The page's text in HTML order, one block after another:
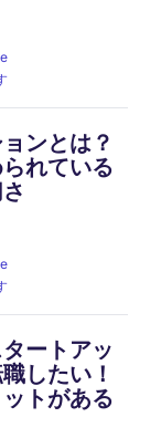
ンとは？
れている
ートアッ
したい！
トがある